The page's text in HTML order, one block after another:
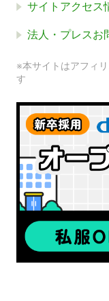
サイトアクセス
法人・プレスお
※本サイトはアフィ
す